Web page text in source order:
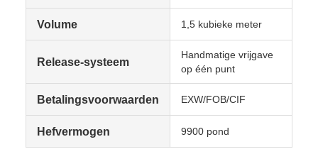
Volume 1,5 kubieke meter
Release-systeem
Handmatige vrijgave
op één punt
Betalingsvoorwaarden EXW/FOB/CIF
Hefvermogen 9900 pond